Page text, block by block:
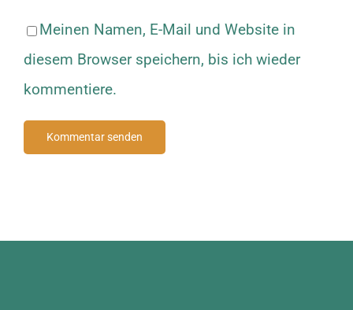
Meinen Namen, E-Mail und Website in
diesem Browser speichern, bis ich wieder
kommentiere.